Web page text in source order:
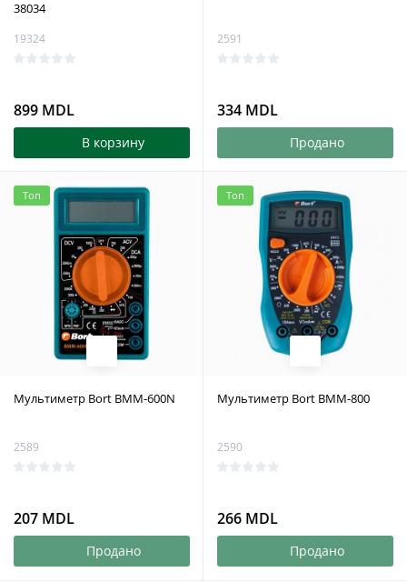
38034
19324
899 MDL
В корзину
2591
334 MDL
Продано
Топ
Мультиметр Bort BMM-600N
2589
207 MDL
Продано
Топ
Мультиметр Bort BMM-800
2590
266 MDL
Продано